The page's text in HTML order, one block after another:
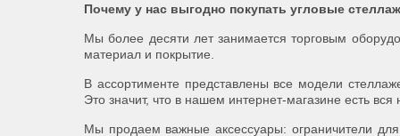
Почему у нас выгодно покупать угловые
Мы более десяти лет занимается торговым
материал и покрытие.
В ассортименте представлены все модели
Это значит, что в нашем интернет-магазине есть
Мы продаем важные аксессуары: ограничители